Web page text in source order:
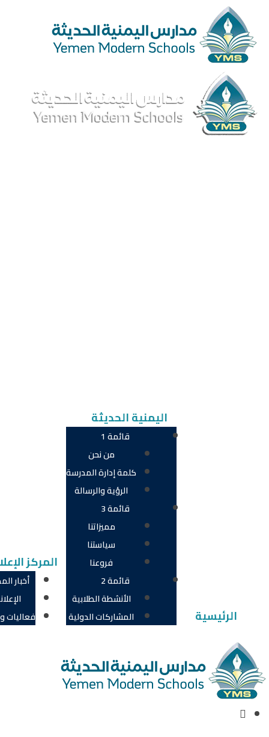
content
الرئيسية
اليمنية الحديثة
قائمة 1
من نحن
كلمة إدارة المدرسة
الرؤية والرسالة
قائمة 3
مميزاتنا
سياستنا
فروعنا
قائمة 2
الأنشطة الطلابية
المشاركات الدولية
المركز
أخبار
فعاليات